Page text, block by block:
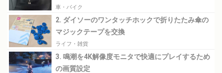
車・バイク
2. ダイソーのワンタッチホックで折りたたみ傘の
マジックテープを交換
ライフ・雑貨
3. 鳴潮を4K解像度モニタで快適にプレイするため
の画質設定